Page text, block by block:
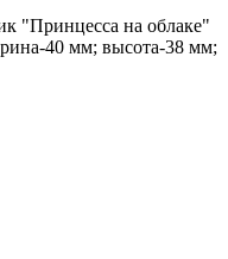
"Принцесса на облаке"
40 мм; высота-38 мм;